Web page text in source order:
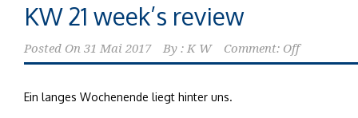
KW 21 week’s review
Posted On 31 Mai 2017 By : K W Comment: Off
Ein langes Wochenende liegt hinter uns.